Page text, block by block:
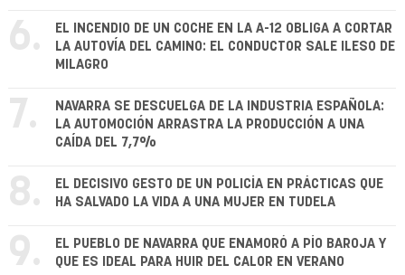
6.
EL INCENDIO DE UN COCHE EN LA A-12 OBLIGA A CORTAR
LA AUTOVÍA DEL CAMINO: EL CONDUCTOR SALE ILESO DE
MILAGRO
7.
NAVARRA SE DESCUELGA DE LA INDUSTRIA ESPAÑOLA:
LA AUTOMOCIÓN ARRASTRA LA PRODUCCIÓN A UNA
CAÍDA DEL 7,7%
8.
EL DECISIVO GESTO DE UN POLICÍA EN PRÁCTICAS QUE
HA SALVADO LA VIDA A UNA MUJER EN TUDELA
9.
EL PUEBLO DE NAVARRA QUE ENAMORÓ A PÍO BAROJA Y
QUE ES IDEAL PARA HUIR DEL CALOR EN VERANO